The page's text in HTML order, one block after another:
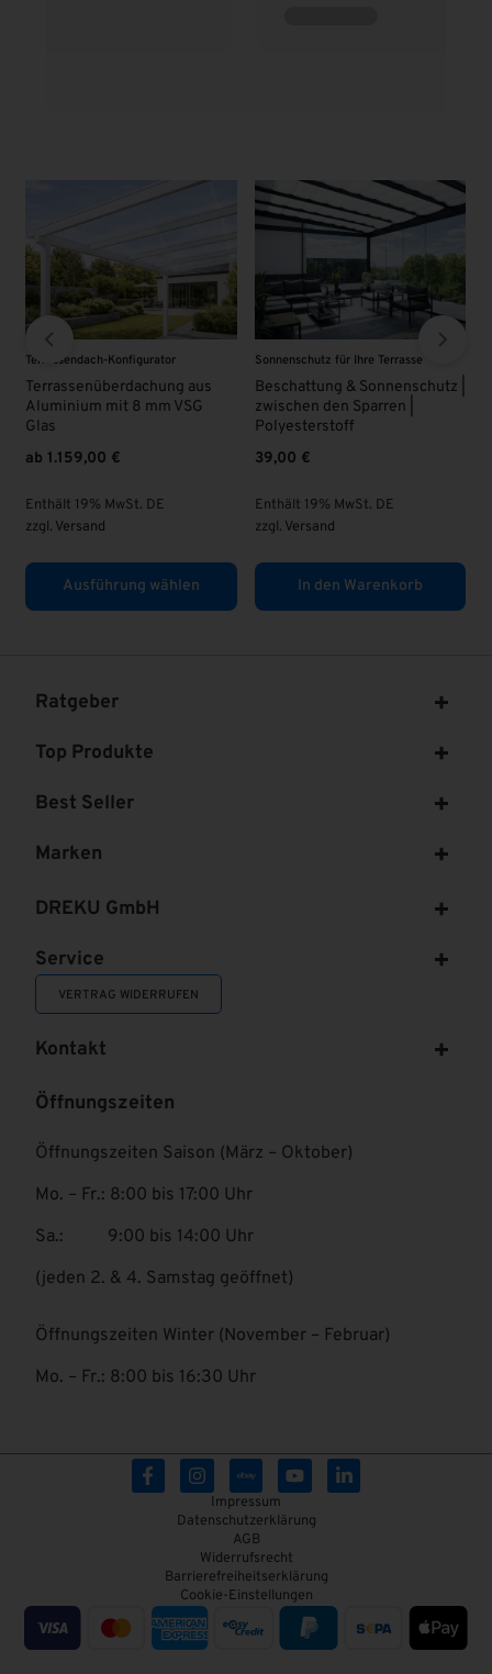
|
|
VSG - Glas
VSG Glas 8 mm | KLAR |
Enthält 19% MwSt. DE
In den Warenkorb
VSG - Glas
VSG Glas 8 mm | KLAR |
Überlänge
zzgl.Versand
In den
Ratgeber
Top Produkte
Best Seller
Marken
DREKU GmbH
Service
VERTRAG WIDERRUFEN
Kontakt
Öffnungszeiten
Öffnungszeiten Saison (März – Oktober)
Mo. – Fr.: 8:00 bis 17:00 Uhr
Sa.: 9:00 bis 14:00 Uhr
(jeden 2. & 4. Samstag geöffnet)
Öffnungszeiten Winter (November – Februar)
Mo. – Fr.: 8:00 bis 16:30 Uhr
Impressum
Datenschutzerklärung
AGB
Widerrufsrecht
Barrierefreiheitserklärung
Cookie-Einstellungen